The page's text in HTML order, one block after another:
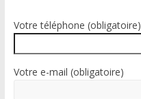
Votre téléphone (obligatoire)
Votre e-mail (obligatoire)